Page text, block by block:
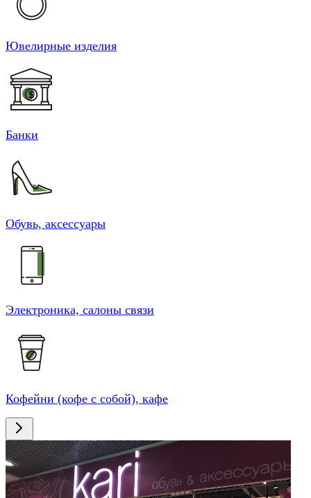
Ювелирные изделия
Банки
Обувь, аксессуары
Электроника, салоны связи
Кофейни (кофе с собой), кафе